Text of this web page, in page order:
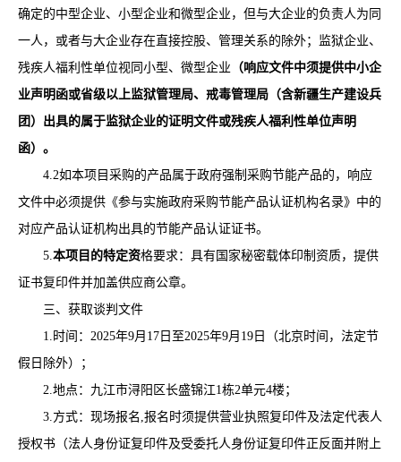
确定的中型企业、小型企业和微型企业，但与大企业的负责人为同
一人，或者与大企业存在直接控股、管理关系的除外；监狱企业、
残疾人福利性单位视同小型、微型企业 （响应文件中须提供中小企
业声明函或省级以上监狱管理局、戒毒管理局（含新疆生产建设兵
团）出具的属于监狱企业的证明文件或残疾人福利性单位声明
函）。
4.2如本项目采购的产品属于政府强制采购节能产品的， 响应
文件中必须提供《参与实施政府采购节能产品认证机构名录》中的
对应产品认证机构出具的节能产品认证证书。
5. 本项目的特定资格要求： 具有国家秘密载体印制资质，提供
证书复印件并加盖供应商公章。
三、获取谈判 文件
1. 时间： 2025年9月 17 日至2025年9月 19 日
（北京时间，法定节
假日除外）
；
2. 地点： 九江市浔阳区长盛锦江1栋2单元4楼；
3. 方式： 现场报名 ,报名时须提供营业执照复印件及法定代表人
授权书（法人身份证复印件及受委托人身份证复印件正反面并附上